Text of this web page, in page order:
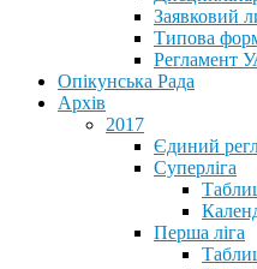
Заявковий
Типова
Регламент
Опікунська Рада
Архів
2017
Єдиний
Суперліга
Перша ліга